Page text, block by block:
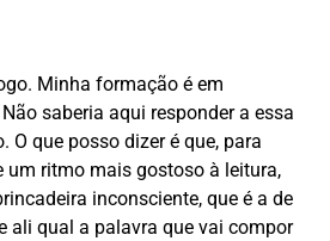
Minha formação é em
saberia aqui responder a essa
O que posso dizer é que, para
um ritmo mais gostoso à leitura,
inconsciente, que é a de
ali qual a palavra que vai compor